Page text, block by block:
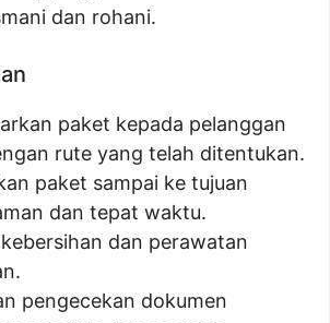
dan rohani.
paket kepada pelanggan
rute yang telah ditentukan.
paket sampai ke tujuan
dan tepat waktu.
dan perawatan
pengecekan dokumen